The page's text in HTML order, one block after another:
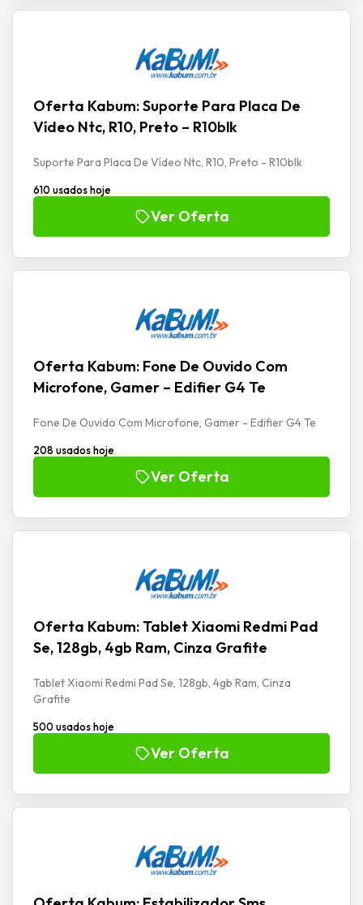
Oferta Kabum: Suporte Para Placa De
Vídeo Ntc, R10, Preto – R10blk
Suporte Para Placa De Vídeo Ntc, R10, Preto - R10blk
610 usados hoje
Ver Oferta
Oferta Kabum: Fone De Ouvido Com
Microfone, Gamer – Edifier G4 Te
Fone De Ouvido Com Microfone, Gamer - Edifier G4 Te
208 usados hoje
Ver Oferta
Oferta Kabum: Tablet Xiaomi Redmi Pad
Se, 128gb, 4gb Ram, Cinza Grafite
Tablet Xiaomi Redmi Pad Se, 128gb, 4gb Ram, Cinza
Grafite
500 usados hoje
Ver Oferta